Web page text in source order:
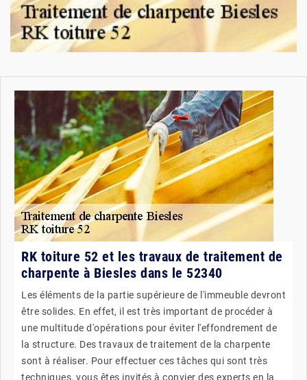
RK toiture 52 et les travaux de traitement de
charpente à Biesles dans le 52340
Les éléments de la partie supérieure de l'immeuble devront
être solides. En effet, il est très important de procéder à
une multitude d'opérations pour éviter l'effondrement de
la structure. Des travaux de traitement de la charpente
sont à réaliser. Pour effectuer ces tâches qui sont très
techniques, vous êtes invités à convier des experts en la